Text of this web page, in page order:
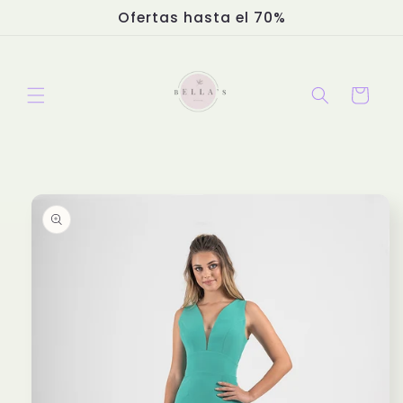
Ofertas hasta el 70%
Carrito
directamente
información